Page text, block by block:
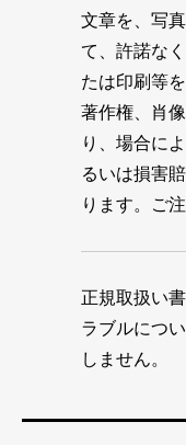
文章を、写
て、許諾な
たは印刷等
著作権、肖
り、場合に
るいは損害
ります。ご
正規取扱い
ラブルにつ
しません。